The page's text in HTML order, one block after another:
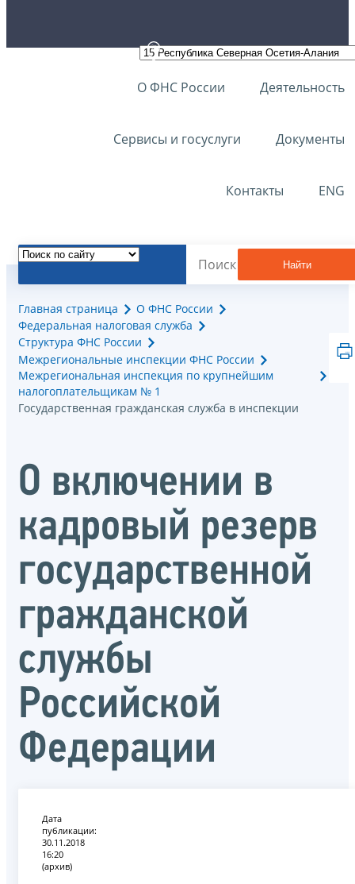
О ФНС России Деятельность
Сервисы и госуслуги Документы
Контакты ENG
Найти
Главная страница
О ФНС России
Федеральная налоговая служба
Структура ФНС России
Межрегиональные инспекции ФНС России
Межрегиональная инспекция по крупнейшим
налогоплательщикам № 1
Государственная гражданская служба в инспекции
О включении в
кадровый резерв
государственной
гражданской
службы
Российской
Федерации
Дата
публикации:
30.11.2018
16:20
(архив)